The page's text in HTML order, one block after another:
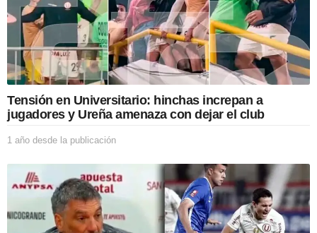
e
l
a
p
u
b
i
c
n
Tensión en Universitario: hinchas increpan a
jugadores y Ureña amenaza con dejar el club
1 año desde la publicación
ñ
o
s